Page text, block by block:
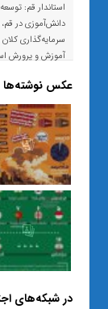
استاندار قم:
دانش‌آموزی در
سرمایه‌گذاری
آموزش و پرورش
عکس نوشته‌ها
در شبکه‌های